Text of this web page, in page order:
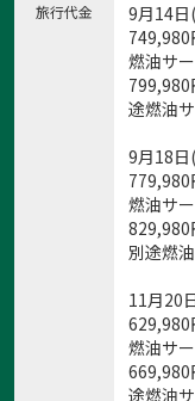
旅行代金
9月14日
749,980
燃油サ
799,980
途燃油
9月18日
779,980
燃油サ
829,980
別途燃
11月20
629,980
燃油サ
669,980
途燃油